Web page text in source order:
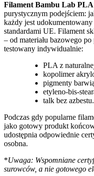
Filament Bambu Lab
purystycznym podejściem:
każdy jest
standardami UE. Filament
– od materiału bazowego
testowany indywidualnie:
PLA z
kopolimer
pigmenty
etyleno-bis-
talk bez azbestu.
Podczas gdy popularne
jako gotowy produkt
udostępnia odpowiednie
osobna.
*Uwaga: Wspomniane
surowców, a nie gotowego